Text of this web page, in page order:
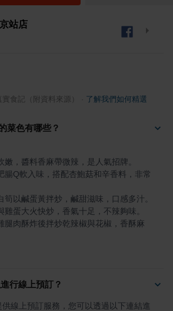
站店
食記（附資料來源） 了解我們如何精選
菜色有哪些？
腸Q軟入味，搭配杏鮑菇和辛香料，非常
腿肉酥炸後拌炒乾辣椒與花椒，香酥麻
行線上預訂？
線上預訂服務，您可以透過以下連結進